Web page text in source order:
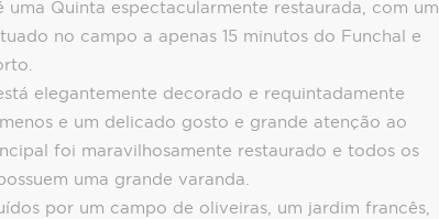
uma Quinta espectacularmente restaurada, com um
no campo a apenas 15 minutos do Funchal e
elegantemente decorado e requintadamente
e um delicado gosto e grande atenção ao
foi maravilhosamente restaurado e todos os
uma grande varanda.
por um campo de oliveiras, um jardim francês,